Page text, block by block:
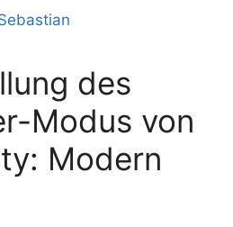
des
Modus von
Modern